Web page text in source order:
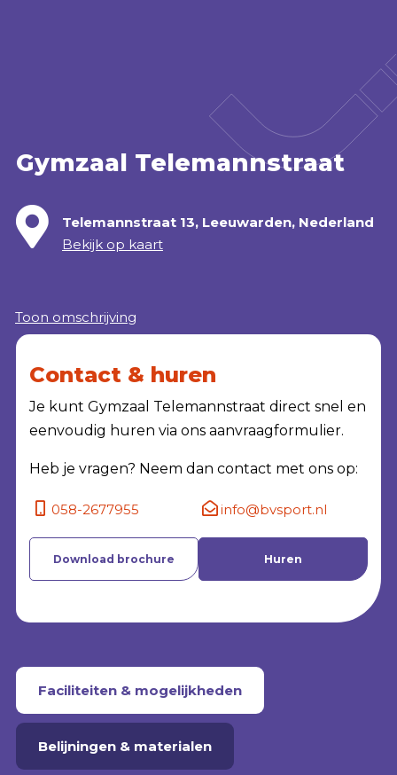
Gymzaal Telemannstraat
Telemannstraat 13, Leeuwarden, Nederland
Bekijk op kaart
Toon omschrijving
Contact & huren
Je kunt Gymzaal Telemannstraat direct snel en
eenvoudig huren via ons aanvraagformulier.
Heb je vragen? Neem dan contact met ons op:
058-2677955 info@bvsport.nl
Download brochure Huren
Faciliteiten & mogelijkheden
Belijningen & materialen